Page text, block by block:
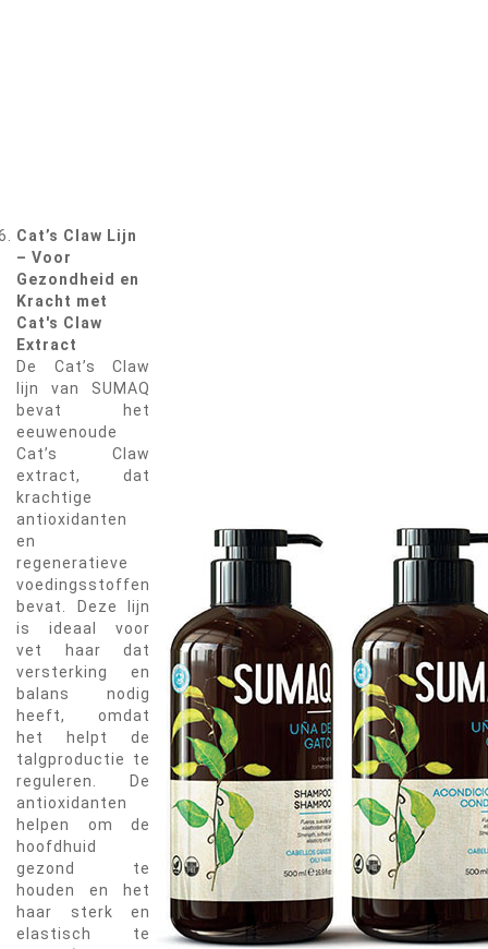
Cat’s Claw Lijn
– Voor
Gezondheid en
Kracht met
Cat's Claw
Extract
De Cat’s Claw
lijn van SUMAQ
bevat het
eeuwenoude
Cat’s Claw
extract, dat
krachtige
antioxidanten
en
regeneratieve
voedingsstoffen
bevat. Deze lijn
is ideaal voor
vet haar dat
versterking en
balans nodig
heeft, omdat
het helpt de
talgproductie te
reguleren. De
antioxidanten
helpen om de
hoofdhuid
gezond te
houden en het
haar sterk en
elastisch te